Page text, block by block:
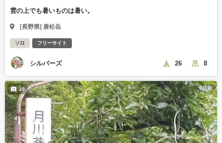
雲の上でも暑いものは暑い。
[長野県] 唐松岳
ソロ フリーサイト
シルバーズ 26 8
3日前
10